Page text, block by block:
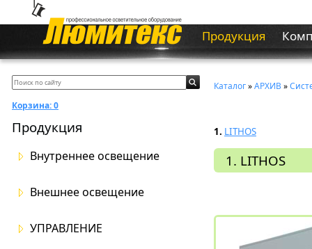
Продукция
Корзина:0
Продукция
Внутреннее освещение
Внешнее освещение
УПРАВЛЕНИЕ
Каталог»АРХИВ»
1. LITHOS
1. LITHOS